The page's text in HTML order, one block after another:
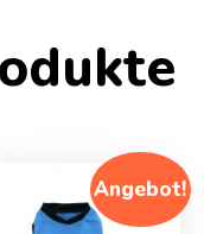
Angebot!